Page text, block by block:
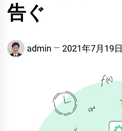
告ぐ
admin 2021年7月19日